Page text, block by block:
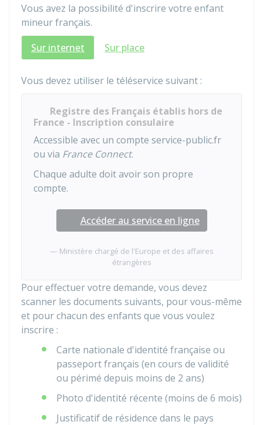
Vous avez la possibilité d'inscrire votre enfant
mineur français.
Sur internet
Sur place
Vous devez utiliser le téléservice suivant :
Registre des Français établis hors de
France - Inscription consulaire
Accessible avec un compte service-public.fr
ou via France Connect.
Chaque adulte doit avoir son propre
compte.
Accéder au service en ligne
Ministère chargé de l'Europe et des affaires
étrangères
Pour effectuer votre demande, vous devez
scanner les documents suivants, pour vous-même
et pour chacun des enfants que vous voulez
inscrire :
Carte nationale d'identité française ou
passeport français (en cours de validité
ou périmé depuis moins de 2 ans)
Photo d'identité récente (moins de 6 mois)
Justificatif de résidence dans le pays